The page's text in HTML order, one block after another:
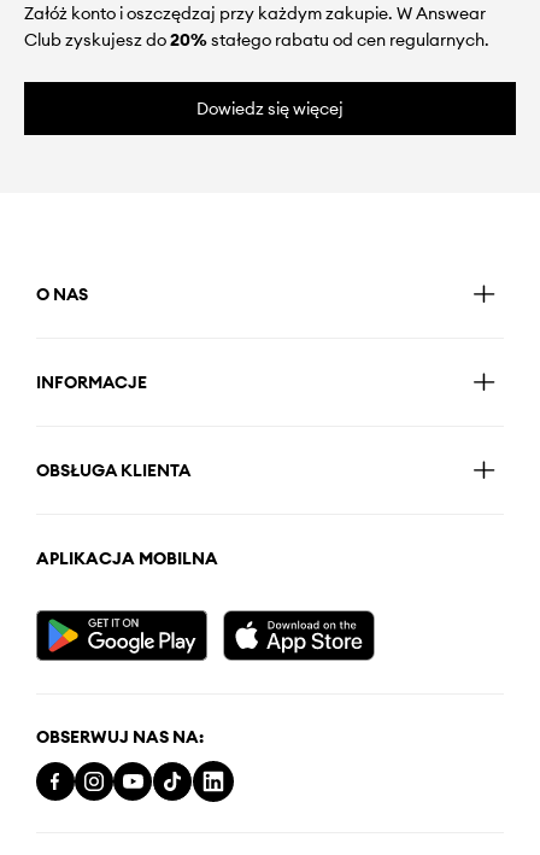
Załóż konto i oszczędzaj przy każdym zakupie. W Answear
Club zyskujesz do20%stałego rabatu od cen regularnych.
Dowiedz się więcej
O NAS
INFORMACJE
OBSŁUGA KLIENTA
APLIKACJA MOBILNA
OBSERWUJ NAS NA: